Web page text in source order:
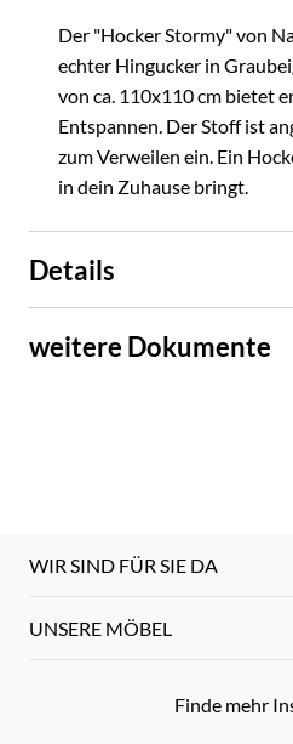
Der "Hocker Stormy" von
echter Hingucker in
von ca. 110x110 cm bietet
Entspannen. Der Stoff ist
zum Verweilen ein. Ein
in dein Zuhause bringt.
Details
weitere Dokumente
WIR SIND FÜR SIE DA
UNSERE MÖBEL
Finde mehr